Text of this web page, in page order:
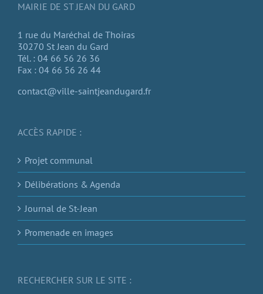
MAIRIE DE ST JEAN DU GARD
1 rue du Maréchal de Thoiras
30270 St Jean du Gard
Tél. : 04 66 56 26 36
Fax : 04 66 56 26 44
contact@ville-saintjeandugard.fr
ACCÈS RAPIDE :
Projet communal
Délibérations & Agenda
Journal de St-Jean
Promenade en images
RECHERCHER SUR LE SITE :